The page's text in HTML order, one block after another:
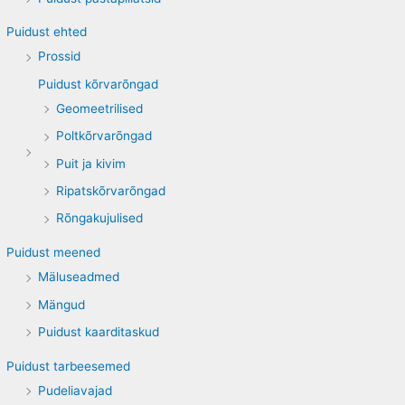
Puidust ehted
Prossid
Puidust kõrvarõngad
Geomeetrilised
Poltkõrvarõngad
Puit ja kivim
Ripatskõrvarõngad
Rõngakujulised
Puidust meened
Mäluseadmed
Mängud
Puidust kaarditaskud
Puidust tarbeesemed
Pudeliavajad